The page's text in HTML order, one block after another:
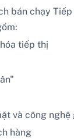
bán chạy
tiếp thị
và công
hàng